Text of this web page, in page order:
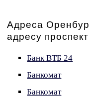
Адреса
адресу
Банк ВТБ 24
Банкомат
Банкомат